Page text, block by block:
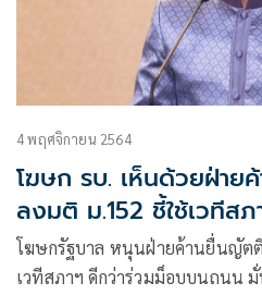
4 พฤศจิกายน 2564
โฆษก รบ. เห็นด้วยฝ่าย
ลงมติ ม.152 ชี้ใช้เวทีส
ถนน
โฆษกรัฐบาล หนุนฝ่ายค้านยื่นญัต
เวทีสภาฯ ดีกว่าร่วมม็อบบนถนน